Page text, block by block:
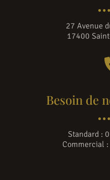
27 Avenue
17400
Besoin de
Standard :
Commercial :